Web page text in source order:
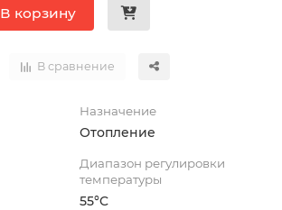
В корзину
В сравнение
Назначение
Отопление
Диапазон регулировки
температуры
55°C